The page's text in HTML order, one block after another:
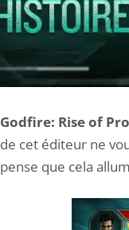
Godfire: Rise of
de cet éditeur ne
pense que cela